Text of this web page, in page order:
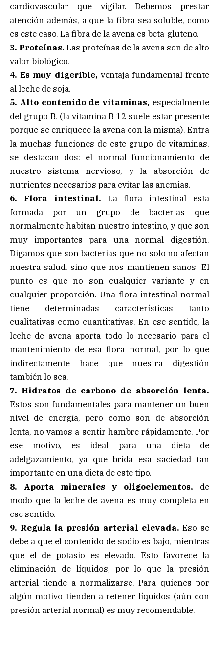
cardiovascular que vigilar. Debemos prestar
atención además, a que la fibra sea soluble, como
es este caso. La fibra de la avena es beta-gluteno.
3. Proteínas. Las proteínas de la avena son de alto
valor biológico.
4. Es muy digerible, ventaja fundamental frente
al leche de soja.
5. Alto contenido de vitaminas, especialmente
del grupo B. (la vitamina B 12 suele estar presente
porque se enriquece la avena con la misma). Entra
la muchas funciones de este grupo de vitaminas,
se destacan dos: el normal funcionamiento de
nuestro sistema nervioso, y la absorción de
nutrientes necesarios para evitar las anemias.
6. Flora intestinal. La flora intestinal esta
formada por un grupo de bacterias que
normalmente habitan nuestro intestino, y que son
muy importantes para una normal digestión.
Digamos que son bacterias que no solo no afectan
nuestra salud, sino que nos mantienen sanos. El
punto es que no son cualquier variante y en
cualquier proporción. Una flora intestinal normal
tiene determinadas características tanto
cualitativas como cuantitativas. En ese sentido, la
leche de avena aporta todo lo necesario para el
mantenimiento de esa flora normal, por lo que
indirectamente hace que nuestra digestión
también lo sea.
7. Hidratos de carbono de absorción lenta.
Estos son fundamentales para mantener un buen
nivel de energía, pero como son de absorción
lenta, no vamos a sentir hambre rápidamente. Por
ese motivo, es ideal para una dieta de
adelgazamiento, ya que brida esa saciedad tan
importante en una dieta de este tipo.
8. Aporta minerales y oligoelementos, de
modo que la leche de avena es muy completa en
ese sentido.
9. Regula la presión arterial elevada. Eso se
debe a que el contenido de sodio es bajo, mientras
que el de potasio es elevado. Esto favorece la
eliminación de líquidos, por lo que la presión
arterial tiende a normalizarse. Para quienes por
algún motivo tienden a retener líquidos (aún con
presión arterial normal) es muy recomendable.